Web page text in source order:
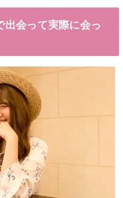
出会って実際に会っ